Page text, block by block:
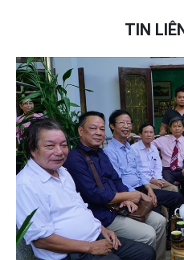
TIN